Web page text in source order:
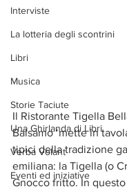
Interviste
La lotteria degli scontrini
Libri
Musica
Storie Taciute
Una Ghirlanda di Libri
Verba Volant
Eventi ed iniziative
Il Ristorante Tigella
Balsamo ‘mette in
tipici della tradizione
emiliana: la Tigella (o
Gnocco fritto. In